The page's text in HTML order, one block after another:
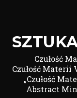
Czułość
Czułość Materii
„Czułość
Abstract